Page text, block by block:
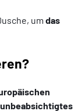
um das